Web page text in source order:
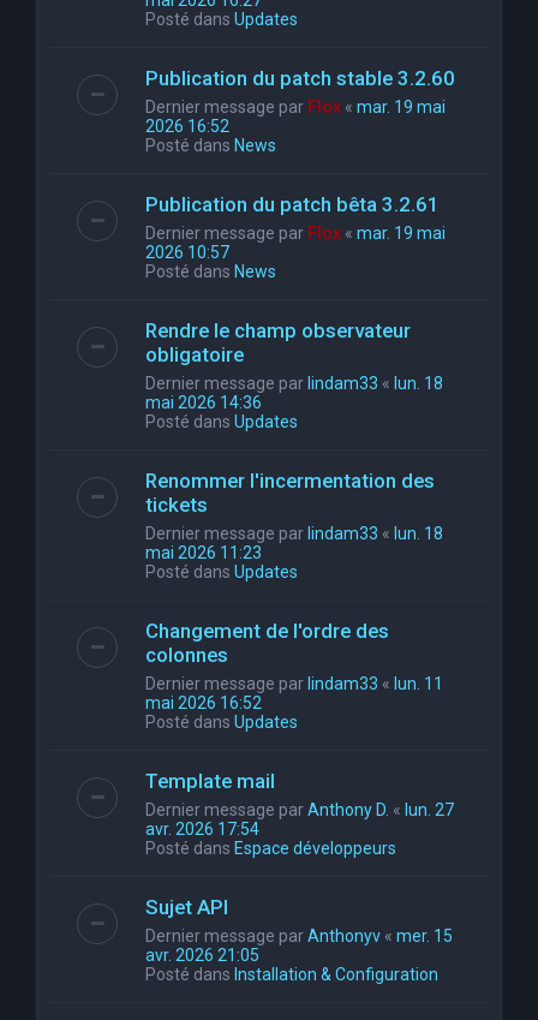
Posté dans Updates
Publication du patch stable 3.2.60
Dernier message par Flox « mar. 19 mai
2026 16:52
Posté dans News
Publication du patch bêta 3.2.61
Dernier message par Flox « mar. 19 mai
2026 10:57
Posté dans News
Rendre le champ observateur
obligatoire
Dernier message par lindam33 « lun. 18
mai 2026 14:36
Posté dans Updates
Renommer l'incermentation des
tickets
Dernier message par lindam33 « lun. 18
mai 2026 11:23
Posté dans Updates
Changement de l'ordre des
colonnes
Dernier message par lindam33 « lun. 11
mai 2026 16:52
Posté dans Updates
Template mail
Dernier message parAnthony D. « lun. 27
avr. 2026 17:54
Posté dans Espace développeurs
Sujet API
Dernier message parAnthonyv « mer. 15
avr. 2026 21:05
Posté dans Installation & Configuration